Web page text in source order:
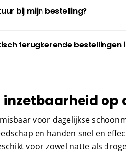
bij mijn bestelling?
terugkerende bestellingen
inzetbaarheid op
voor dagelijkse
en handen snel en
voor zowel natte als